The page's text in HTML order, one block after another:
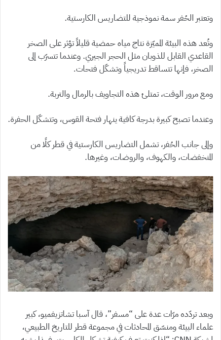
وتعتبر الحُفر سمة نموذجية للتضاريس الكارستية.
وتُعد هذه البيئة المميّزة نتاج مياه حمضية قليلاً تؤثر على الصخر
القاعدي القابل للذوبان مثل الحجر الجيري. وعندما تتسرّب إلى
الصخر، فإنها تتساقط تدريجياً وتشكّل فتحات.
ومع مرور الوقت، تمتلئ هذه التجاويف بالرمال والتربة.
وعندما تصبح كبيرة بدرجة كافية ينهار فتحة القوس، وتتشكّل الحفرة.
وإلى جانب الحُفر، تشمل التضاريس الكارستية في قطر كلًا من
المنخفضات، والكهوف، والروضات، وغيرها.
وبعد تردّده مرّات عدة على “مسفر”، قال آسبا تشاتزيفميو، كبير
علماء البيئة ومنسّق المحادثات في مجموعة قطر للتاريخ الطبيعي،